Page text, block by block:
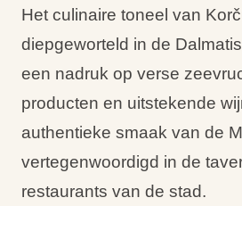
Het culinaire toneel van
diepgeworteld in de
een nadruk op verse
producten en uitstekende
authentieke smaak van de
vertegenwoordigd in de
restaurants van de stad.